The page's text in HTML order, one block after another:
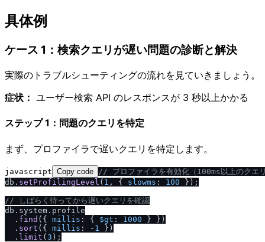
具体例
ケース 1：検索クエリが遅い問題の診断と解決
実際のトラブルシューティングの流れを見ていきましょう。
症状： ユーザー検索 API のレスポンスが 3 秒以上かかる
ステップ 1：問題のクエリを特定
まず、プロファイラで遅いクエリを特定します。
javascript Copy code / / プロファイラを有効化（100ms以上のクエ
db. setProfilingLevel ( 1 , { slowms : 100 });
/ / しばらく待ってから遅いクエリを確認
db. system . profile
  .
find ({ millis : { $gt : 1000 } })
  .
sort ({ millis : - 1
})
  .
limit (3 );